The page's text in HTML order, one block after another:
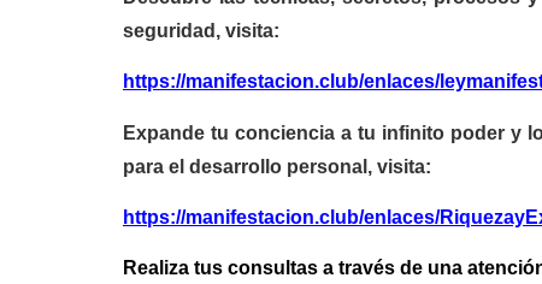
seguridad, visita:
https://manifestacion.club/enlaces/
Expande tu conciencia a tu infinito poder y
para el desarrollo personal, visita:
https://manifestacion.club/enlaces/
Realiza tus consultas a través de una